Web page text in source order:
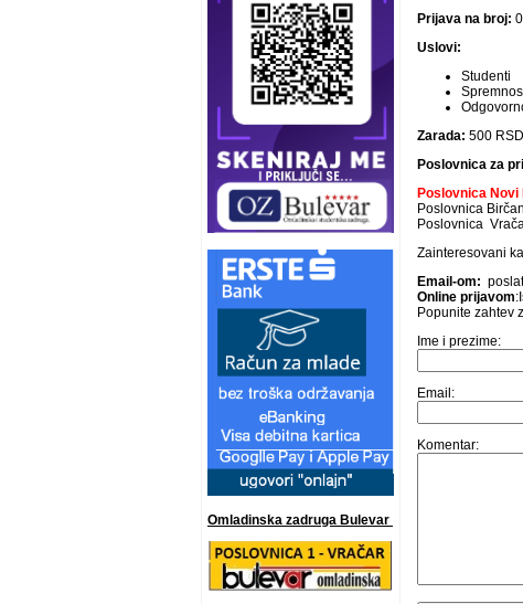
Omladinska zadruga Bulevar
Prijava na broj:
Uslovi:
Studenti
Zarada: 500
Poslovnica za
Poslovnica Novi
Poslovnica
Poslovnica
Zainteresovani
Email-om:
Online prijavom
Popunite zahtev
Ime i prezime:
Email:
Komentar: